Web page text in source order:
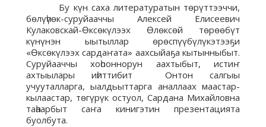
Бу күн саха литературатын төрүттээччи,
бөлүһүөк-суруйааччы Алексей Елисеевич
Кулаковскай-Өксөкүлээх Өлөксөй төрөөбүт
күнүнэн ыытыллар өрөспүүбүлүкэтээҕи
«Өксөкүлээх сардаҥата» аахсыйаҕа кытынныбыт.
Суруйааччы хоһооннорун аахтыбыт, истиҥ
ахтыылары иһиттибит Онтон салгыы
учууталларга, ыалдьыттарга аналлаах маастар-
кылаастар, төгүрүк остуол, Сардана Михайловна
таһаарбыт саҥа кинигэтин презентацията
буолбута.